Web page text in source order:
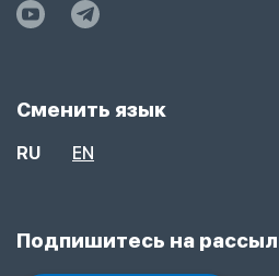
Сменить язык
RU EN
Подпишитесь на